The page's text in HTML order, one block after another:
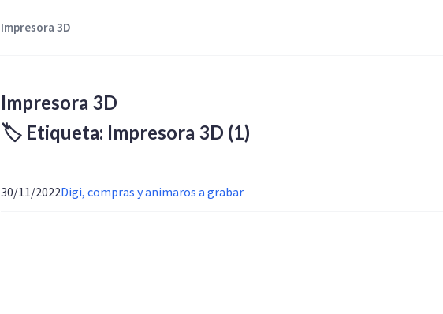
Impresora 3D
Impresora 3D
🏷️ Etiqueta: Impresora 3D (1)
30/11/2022Digi, compras y animaros a grabar